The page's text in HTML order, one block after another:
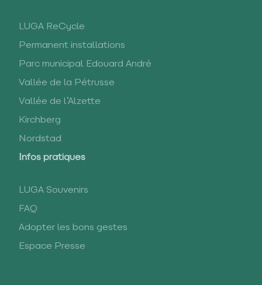
LUGA ReCycle
Permanent installations
Parc municipal Edouard André
Vallée de la Pétrusse
Vallée de l’Alzette
Kirchberg
Nordstad
Infos pratiques
LUGA Souvenirs
FAQ
Adopter les bons gestes
Espace Presse